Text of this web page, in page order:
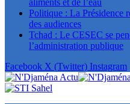
aliments et de l’eau
Politique : La Présidence
des audiences
Tchad : Le CESEC se
l’administration publique
Facebook X (Twitter) Instagram